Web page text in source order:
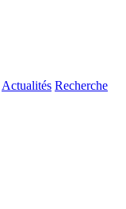
Actualités Recherche